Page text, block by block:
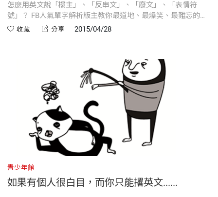
怎麼用英文說「樓主」、「反串文」、「廢文」、「表情符
號」？ FB人氣單字解析版主教你最道地、最爆笑、最難忘的單
字＋例句學習法！
收藏 分享 2015/04/28
青少年館
如果有個人很白目，而你只能撂英文......